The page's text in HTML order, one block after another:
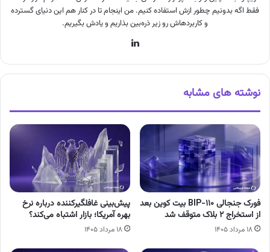
فقط اگه بدونیم چطور ازش استفاده کنیم. من اینجام تا در کنار هم این دنیای گسترده
و کاربردهاش رو زیر ذره‌بین بذاریم و یادش بگیریم.
نوشته های مشابه
فورک جنجالی BIP-110 بیت کوین بعد
از استخراج ۲ بلاک متوقف شد
۱۸ مرداد ۱۴۰۵
پیش‌بینی غافلگیرکننده درباره نرخ
بهره آمریکا؛ بازار اشتباه می‌کند؟
۱۸ مرداد ۱۴۰۵